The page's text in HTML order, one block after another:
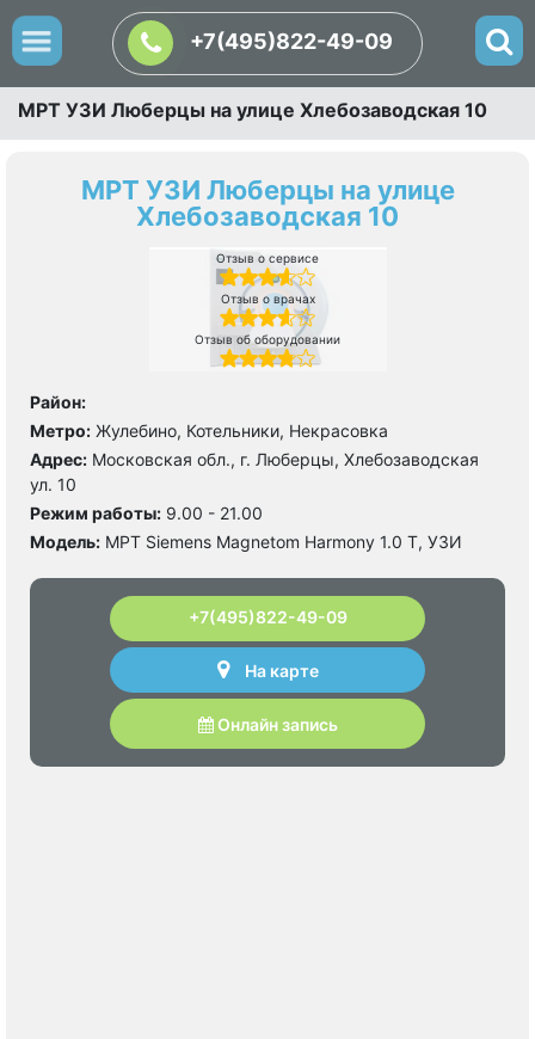
+7(495)822-49-09
МРТ УЗИ Люберцы на улице Хлебозаводская 10
МРТ УЗИ Люберцы на улице
Хлебозаводская 10
Отзыв о сервисе
Отзыв о врачах
Отзыв об оборудовании
Район:
Метро: Жулебино, Котельники, Некрасовка
Адрес: Московская обл., г. Люберцы, Хлебозаводская
ул. 10
Режим работы: 9.00 - 21.00
Модель: МРТ Siemens Magnetom Harmony 1.0 Т, УЗИ
+7(495)822-49-09
На карте
Онлайн запись